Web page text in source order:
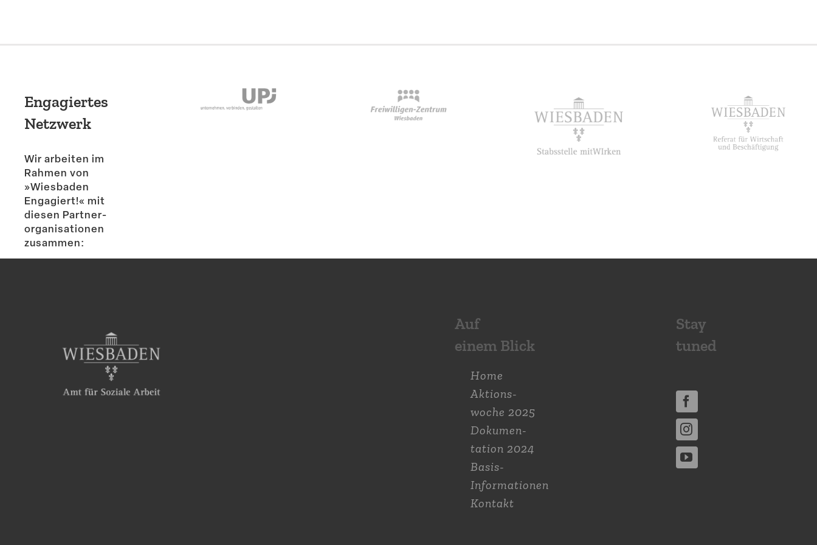
Engagiertes
Netzwerk
Wir arbeiten im
Rahmen von
»Wiesbaden
Engagiert!« mit
diesen Partner­
or­ga­ni­sa­tionen
zusammen:
Auf
einem Blick
Home
Aktions­
woche 2025
Dokumen­
tation 2024
Basis-
Informationen
Kontakt
Stay
tuned